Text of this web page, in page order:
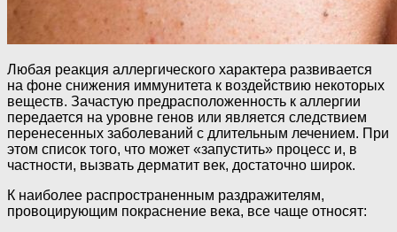
Любая реакция аллергического характера развивается
на фоне снижения иммунитета к воздействию некоторых
веществ. Зачастую предрасположенность к аллергии
передается на уровне генов или является следствием
перенесенных заболеваний с длительным лечением. При
этом список того, что может «запустить» процесс и, в
частности, вызвать дерматит век, достаточно широк.
К наиболее распространенным раздражителям,
провоцирующим покраснение века, все чаще относят: